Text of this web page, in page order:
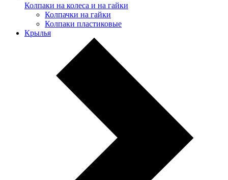
Колпаки на колеса и на гайки
Колпачки на гайки
Колпаки пластиковые
Крылья